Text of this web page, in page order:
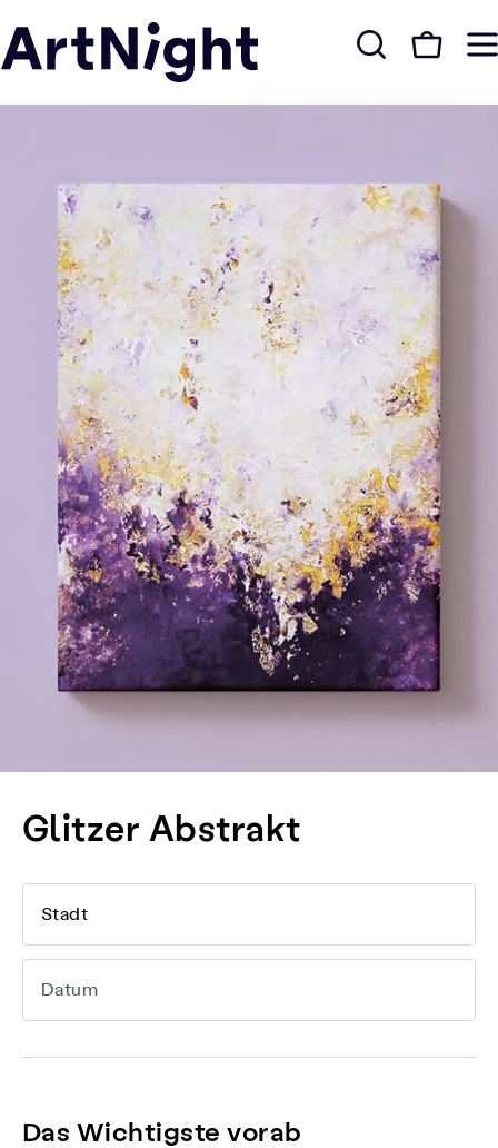
Glitzer Abstrakt
Stadt
Datum
Das Wichtigste vorab